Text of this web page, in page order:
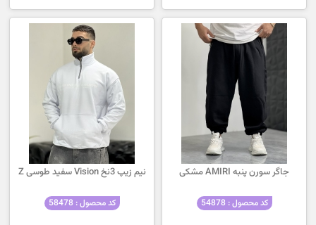
جاگر سورن پنبه AMIRI مشکی
کد محصول : 54878
نیم زیپ 3نخ Vision سفید طوسی Z
کد محصول : 58478